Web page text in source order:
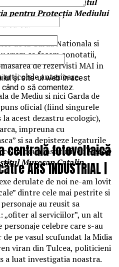
pentru Protecţia Mediului
cu ea.
de la Garda Nationala si
vrem sa facem conotatii,
de rezervisti MAI in
articolele anterioare.
de Mediu si nici Garda de
oficial (fiind singurele
acest dezastru ecologic),
impreuna cu
si sa depisteze legaturile
celor doua institutii cuRecop
Muresan Catalin.
derulate de noi ne-am lovit
dintre cele mai pestrite si
au reusit sa
„ofiter al serviciilor”, un alt
celebre care s-au
pe vasul scufundat la Midia
viran din Tulcea, politicieni
a luat investigatia noastra.
și site-ul web în acest
o să comentez.
centrală fotovoltaică
ARS INDUSTRIAL |